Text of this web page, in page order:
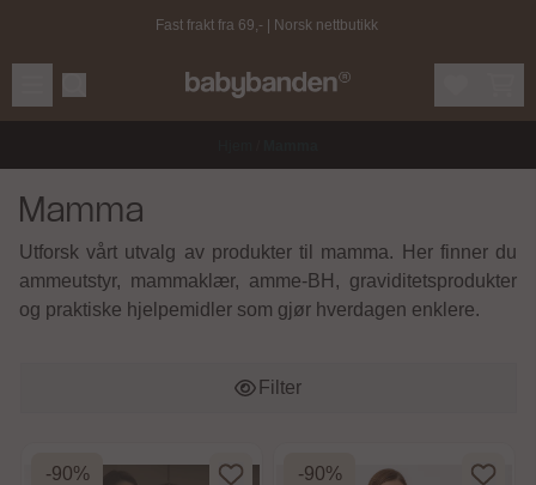
Fast frakt fra 69,- | Norsk nettbutikk
Mamma
Utforsk vårt utvalg av produkter til mamma. Her finner du
ammeutstyr, mammaklær, amme-BH, graviditetsprodukter
og praktiske hjelpemidler som gjør hverdagen enklere.
Filter
-90% -90%